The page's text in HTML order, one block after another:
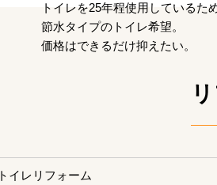
トイレを25年程使用しているた
節水タイプのトイレ希望。
価格はできるだけ抑えたい。
トイレリフォーム